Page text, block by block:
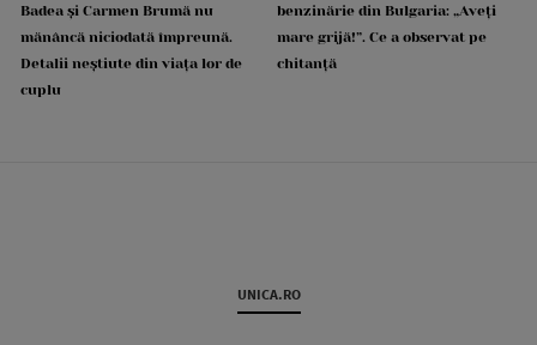
Badea și Carmen Brumă nu
mănâncă niciodată împreună.
Detalii neștiute din viața lor de
cuplu
benzinărie din Bulgaria: „Aveți
mare grijă!”. Ce a observat pe
chitanță
UNICA.RO